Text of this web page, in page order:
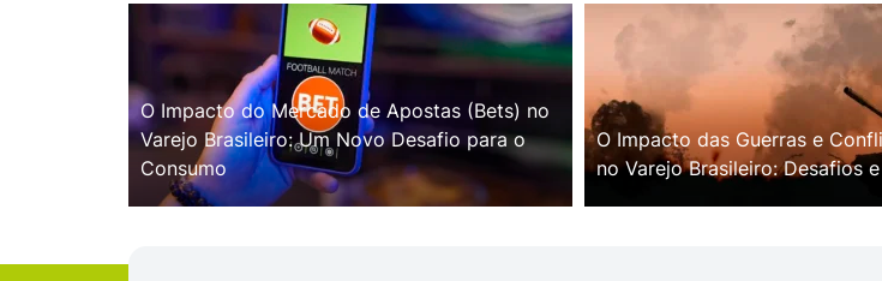
O Impacto do Mercado de Apostas (Bets) no
Varejo Brasileiro: Um Novo Desafio para o
Consumo
O Impacto das Guerras e
no Varejo Brasileiro: Desafios